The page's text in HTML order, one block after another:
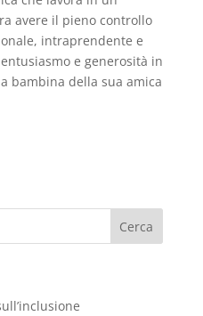
avere il pieno controllo
intraprendente e
e generosità in
bambina della sua amica
Cerca